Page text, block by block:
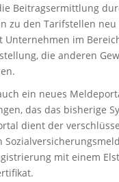
Beitragsermittlung
zu den Tarifstellen neu
im
die anderen
ein neues
das das bisherige
dient der
mit einem